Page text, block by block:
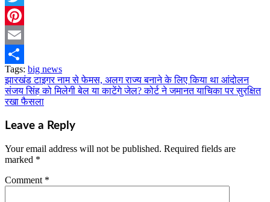
Twitter
Pinterest
Email
Share
Tags: big news
Post
navigation
झारखंड टाइगर नाम से फेमस, अलग राज्य बनाने के लिए किया था आंदोलन
संजय सिंह को मिलेगी बेल या काटेंगे जेल? कोर्ट ने जमानत याचिका पर सुरक्षित
रखा फैसला
Leave a Reply
Your email address will not be published. Required fields are
marked *
Comment *